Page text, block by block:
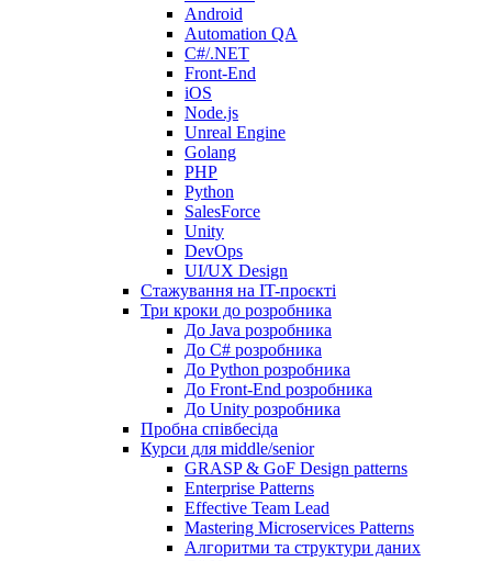
Android
Automation QA
C#/.NET
Front-End
iOS
Node.js
Unreal Engine
Golang
PHP
Python
SalesForce
Unity
DevOps
UI/UX Design
Стажування на IT-проєкті
Три кроки до розробника
До Java розробника
До C# розробника
До Python розробника
До Front-End розробника
До Unity розробника
Пробна співбесіда
Курси для middle/senior
GRASP & GoF Design patterns
Enterprise Patterns
Effective Team Lead
Mastering Microservices Patterns
Алгоритми та структури даних